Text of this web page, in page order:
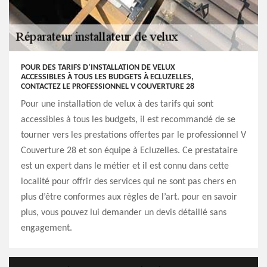
POUR DES TARIFS D’INSTALLATION DE VELUX
ACCESSIBLES À TOUS LES BUDGETS À ECLUZELLES,
CONTACTEZ LE PROFESSIONNEL V COUVERTURE 28
Pour une installation de velux à des tarifs qui sont
accessibles à tous les budgets, il est recommandé de se
tourner vers les prestations offertes par le professionnel V
Couverture 28 et son équipe à Ecluzelles. Ce prestataire
est un expert dans le métier et il est connu dans cette
localité pour offrir des services qui ne sont pas chers en
plus d’être conformes aux règles de l’art. pour en savoir
plus, vous pouvez lui demander un devis détaillé sans
engagement.